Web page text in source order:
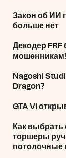
Закон об ИИ
больше нет
Декодер FRF
мошенникам!
Nagoshi
Dragon?
GTA VI
Как
торшеры
потолочные